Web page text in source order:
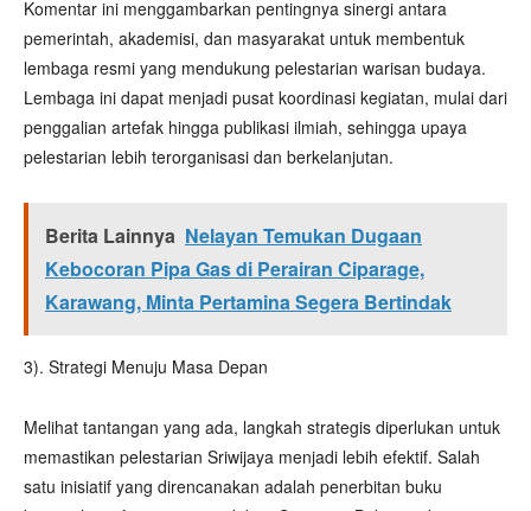
Komentar ini menggambarkan pentingnya sinergi antara
pemerintah, akademisi, dan masyarakat untuk membentuk
lembaga resmi yang mendukung pelestarian warisan budaya.
Lembaga ini dapat menjadi pusat koordinasi kegiatan, mulai dari
penggalian artefak hingga publikasi ilmiah, sehingga upaya
pelestarian lebih terorganisasi dan berkelanjutan.
Berita Lainnya Nelayan Temukan Dugaan
Kebocoran Pipa Gas di Perairan Ciparage,
Karawang, Minta Pertamina Segera Bertindak
3). Strategi Menuju Masa Depan
Melihat tantangan yang ada, langkah strategis diperlukan untuk
memastikan pelestarian Sriwijaya menjadi lebih efektif. Salah
satu inisiatif yang direncanakan adalah penerbitan buku